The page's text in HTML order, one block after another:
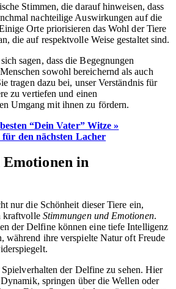
Stimmen, die darauf hinweisen, dass
nachteilige Auswirkungen auf die
Orte priorisieren das Wohl der Tiere
die auf respektvolle Weise gestaltet sind.
sagen, dass die Begegnungen
sowohl bereichernd als auch
tragen dazu bei, unser Verständnis für
zu vertiefen und einen
Umgang mit ihnen zu fördern.
“Dein Vater” Witze »
den nächsten Lacher
in
nur die Schönheit dieser Tiere ein,
kraftvolle Stimmungen und Emotionen.
der Delfine können eine tiefe Intelligenz
während ihre verspielte Natur oft Freude
der Delfine zu sehen. Hier
springen über die Wellen oder